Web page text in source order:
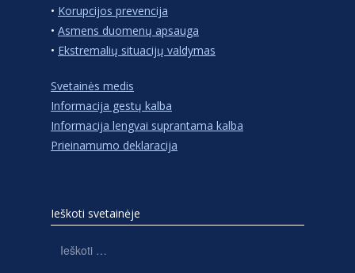
• Korupcijos prevencija
• Asmens duomenų apsauga
• Ekstremalių situacijų valdymas
Svetainės medis
Informacija gestų kalba
Informacija lengvai suprantama kalba
Prieinamumo deklaracija
Ieškoti svetainėje